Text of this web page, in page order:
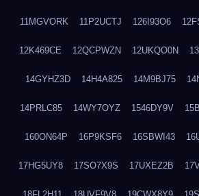
11MGVORK 11P2UCTJ 126I93O6
12K469CE 12QCPWZN 12UKQO0N
14GYHZ3D 14H4A825 14M9BJ75
14PRLC85 14WY7OYZ 1546DY9V
160ON64P 16P9KSF6 16SBWI43
17HG5UY8 17SO7X9S 17UXEZ2B